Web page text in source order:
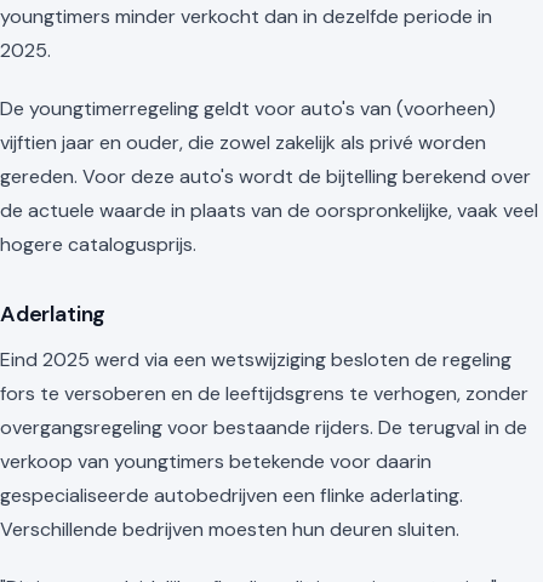
youngtimers minder verkocht dan in dezelfde periode in
2025.
De youngtimerregeling geldt voor auto's van (voorheen)
vijftien jaar en ouder, die zowel zakelijk als privé worden
gereden. Voor deze auto's wordt de bijtelling berekend over
de actuele waarde in plaats van de oorspronkelijke, vaak veel
hogere catalogusprijs.
Aderlating
Eind 2025 werd via een wetswijziging besloten de regeling
fors te versoberen en de leeftijdsgrens te verhogen, zonder
overgangsregeling voor bestaande rijders. De terugval in de
verkoop van youngtimers betekende voor daarin
gespecialiseerde autobedrijven een flinke aderlating.
Verschillende bedrijven moesten hun deuren sluiten.